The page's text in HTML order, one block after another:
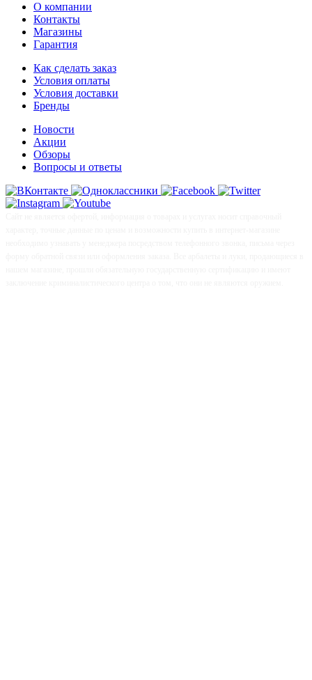
О компании
Контакты
Магазины
Гарантия
Как сделать заказ
Условия оплаты
Условия доставки
Бренды
Новости
Акции
Обзоры
Вопросы и ответы